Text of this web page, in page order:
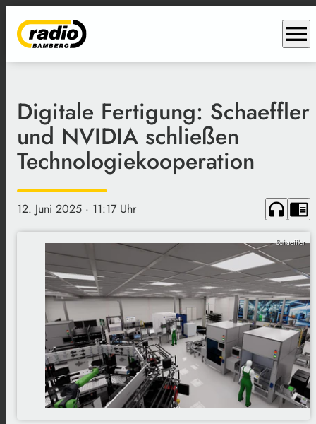
menu
Digitale Fertigung: Schaeffler
und NVIDIA schließen
Technologiekooperation
12. Juni 2025 · 11:17 Uhr headphones chrome_reader_mode
Schaeffler